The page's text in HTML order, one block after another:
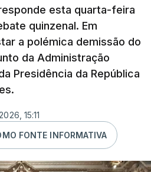
esta quarta-feira
quinzenal. Em
a polémica demissão do
da Administração
Presidência da República
15:11
FONTE INFORMATIVA